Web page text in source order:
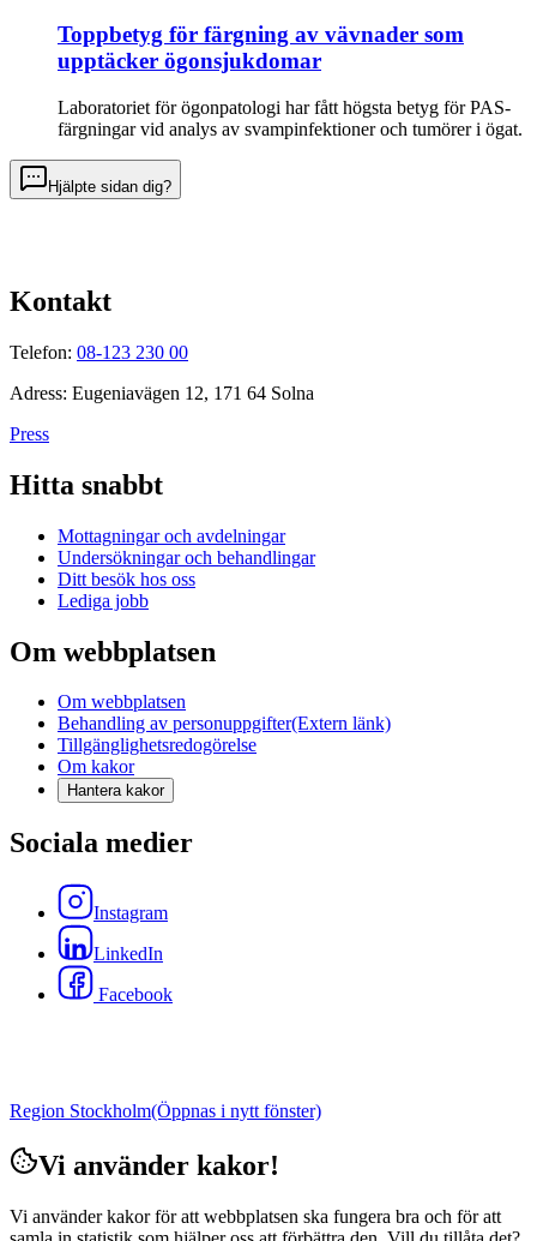
Toppbetyg för färgning av vävnader som
upptäcker ögonsjukdomar
Laboratoriet för ögonpatologi har fått högsta betyg för PAS-
färgningar vid analys av svampinfektioner och tumörer i ögat.
Hjälpte sidan dig?
Kontakt
Telefon: 08-123 230 00
Adress: Eugeniavägen 12, 171 64 Solna
Press
Hitta snabbt
Mottagningar och avdelningar
Undersökningar och behandlingar
Ditt besök hos oss
Lediga jobb
Om webbplatsen
Om webbplatsen
Behandling av personuppgifter(Extern länk)
Tillgänglighetsredogörelse
Om kakor
Hantera kakor
Sociala medier
Instagram
LinkedIn
Facebook
Region Stockholm(Öppnas i nytt fönster)
Vi använder kakor!
Vi använder kakor för att webbplatsen ska fungera bra och för att